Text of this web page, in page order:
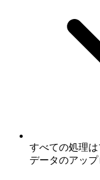
すべての処理
データのアップ